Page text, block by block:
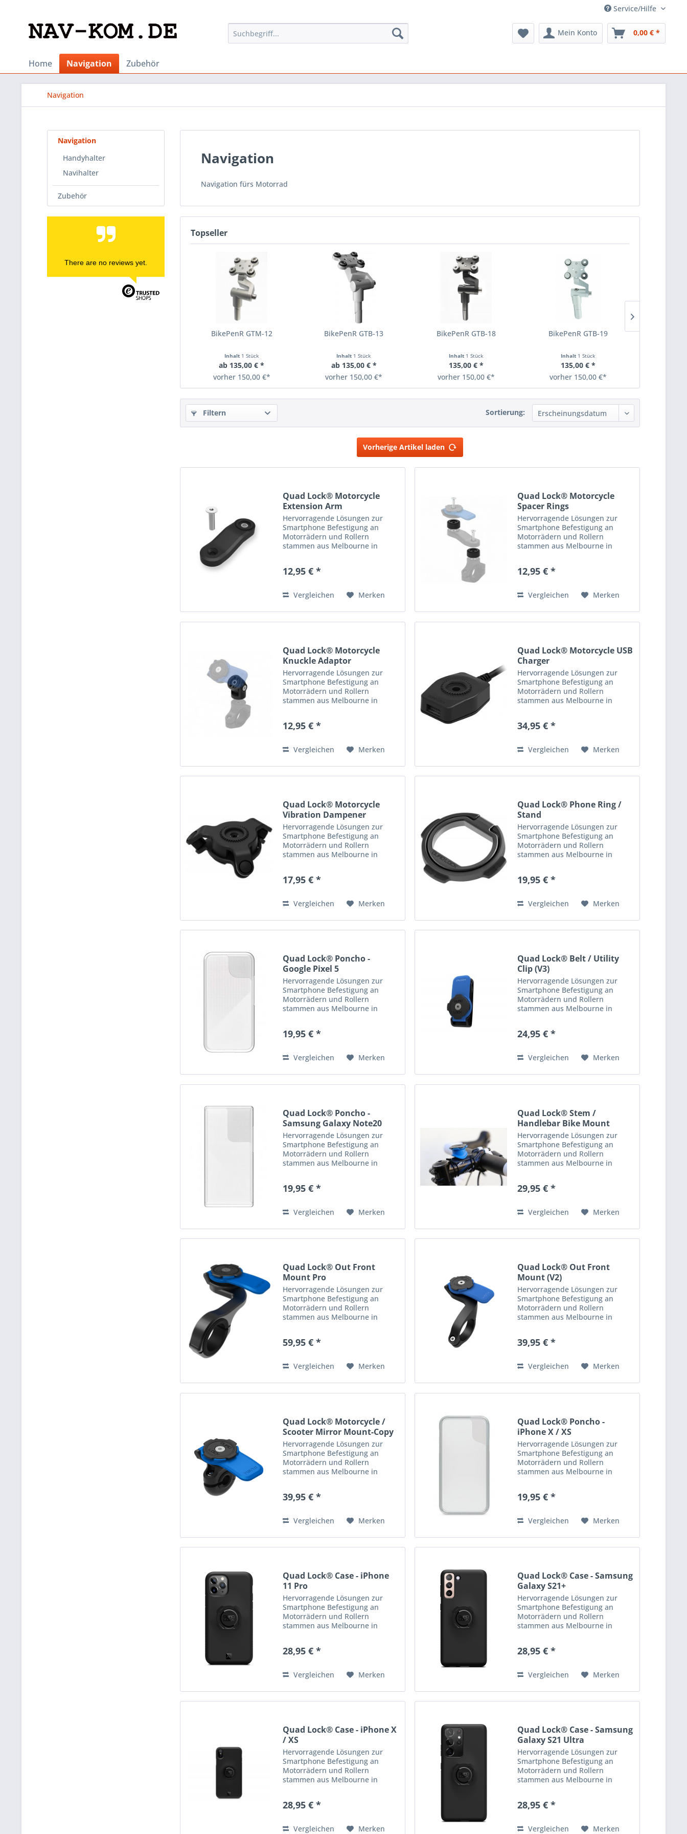
Service/Hilfe
Mein Konto 0,00 € *
Home Navigation Zubehör
Navigation
Navigation
Handyhalter
Navihalter
Zubehör
There are no reviews yet.
Navigation
Navigation fürs Motorrad
Topseller
BikePenR GTM-12
Inhalt 1 Stück
ab 135,00 € *
vorher 150,00 €*
BikePenR GTB-13
Inhalt 1 Stück
ab 135,00 € *
vorher 150,00 €*
BikePenR GTB-18
Inhalt 1 Stück
135,00 € *
vorher 150,00 €*
BikePenR GTB-19
Inhalt 1 Stück
135,00 € *
vorher 150,00 €*
Filtern Sortierung:
Vorherige Artikel laden
Quad Lock® Motorcycle
Extension Arm
Hervorragende Lösungen zur
Smartphone Befestigung an
Motorrädern und Rollern
stammen aus Melbourne in
hochwertige, robuste &
und Adapter zur...
12,95 € *
Vergleichen Merken
Quad Lock® Motorcycle
Spacer Rings
Hervorragende Lösungen zur
Smartphone Befestigung an
Motorrädern und Rollern
stammen aus Melbourne in
hochwertige, robuste &
und Adapter zur...
12,95 € *
Vergleichen Merken
Quad Lock® Motorcycle
Knuckle Adaptor
Hervorragende Lösungen zur
Smartphone Befestigung an
Motorrädern und Rollern
stammen aus Melbourne in
hochwertige, robuste &
und Adapter zur...
12,95 € *
Vergleichen Merken
Quad Lock® Motorcycle USB
Charger
Hervorragende Lösungen zur
Smartphone Befestigung an
Motorrädern und Rollern
stammen aus Melbourne in
hochwertige, robuste &
und Adapter zur...
34,95 € *
Vergleichen Merken
Quad Lock® Motorcycle
Vibration Dampener
Hervorragende Lösungen zur
Smartphone Befestigung an
Motorrädern und Rollern
stammen aus Melbourne in
hochwertige, robuste &
und Adapter zur...
17,95 € *
Vergleichen Merken
Quad Lock® Phone Ring /
Stand
Hervorragende Lösungen zur
Smartphone Befestigung an
Motorrädern und Rollern
stammen aus Melbourne in
hochwertige, robuste &
und Adapter zur...
19,95 € *
Vergleichen Merken
Quad Lock® Poncho -
Google Pixel 5
Hervorragende Lösungen zur
Smartphone Befestigung an
Motorrädern und Rollern
stammen aus Melbourne in
hochwertige, robuste &
und Adapter zur...
19,95 € *
Vergleichen Merken
Quad Lock® Belt / Utility
Clip (V3)
Hervorragende Lösungen zur
Smartphone Befestigung an
Motorrädern und Rollern
stammen aus Melbourne in
hochwertige, robuste &
und Adapter zur...
24,95 € *
Vergleichen Merken
Quad Lock® Poncho -
Samsung Galaxy Note20
Ultra
Hervorragende Lösungen zur
Smartphone Befestigung an
Motorrädern und Rollern
stammen aus Melbourne in
hochwertige, robuste &
und Adapter zur...
19,95 € *
Vergleichen Merken
Quad Lock® Stem /
Handlebar Bike Mount
Hervorragende Lösungen zur
Smartphone Befestigung an
Motorrädern und Rollern
stammen aus Melbourne in
hochwertige, robuste &
und Adapter zur...
29,95 € *
Vergleichen Merken
Quad Lock® Out Front
Mount Pro
Hervorragende Lösungen zur
Smartphone Befestigung an
Motorrädern und Rollern
stammen aus Melbourne in
hochwertige, robuste &
und Adapter zur...
59,95 € *
Vergleichen Merken
Quad Lock® Out Front
Mount (V2)
Hervorragende Lösungen zur
Smartphone Befestigung an
Motorrädern und Rollern
stammen aus Melbourne in
hochwertige, robuste &
und Adapter zur...
39,95 € *
Vergleichen Merken
Quad Lock® Motorcycle /
Scooter Mirror Mount-Copy
Hervorragende Lösungen zur
Smartphone Befestigung an
Motorrädern und Rollern
stammen aus Melbourne in
hochwertige, robuste &
39,95 € *
Vergleichen Merken
Quad Lock® Poncho -
iPhone X / XS
Hervorragende Lösungen zur
Smartphone Befestigung an
Motorrädern und Rollern
stammen aus Melbourne in
hochwertige, robuste &
19,95 € *
Vergleichen Merken
Quad Lock® Case - iPhone
11 Pro
Hervorragende Lösungen zur
Smartphone Befestigung an
Motorrädern und Rollern
stammen aus Melbourne in
hochwertige, robuste &
28,95 € *
Vergleichen Merken
Quad Lock® Case - Samsung
Galaxy S21+
Hervorragende Lösungen zur
Smartphone Befestigung an
Motorrädern und Rollern
stammen aus Melbourne in
hochwertige, robuste &
28,95 € *
Vergleichen Merken
Quad Lock® Case - iPhone X
/ XS
Hervorragende Lösungen zur
Smartphone Befestigung an
Motorrädern und Rollern
stammen aus Melbourne in
hochwertige, robuste &
28,95 € *
Vergleichen Merken
Quad Lock® Case - Samsung
Galaxy S21 Ultra
Hervorragende Lösungen zur
Smartphone Befestigung an
Motorrädern und Rollern
stammen aus Melbourne in
hochwertige, robuste &
28,95 € *
Vergleichen Merken